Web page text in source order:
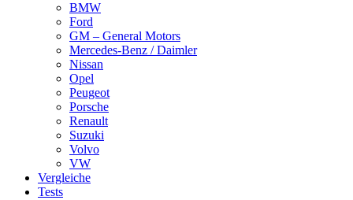
BMW
Ford
GM – General Motors
Mercedes-Benz / Daimler
Nissan
Opel
Peugeot
Porsche
Renault
Suzuki
Volvo
VW
Vergleiche
Tests